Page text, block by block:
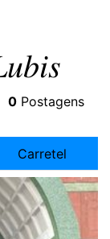
0Postagens
Carretel